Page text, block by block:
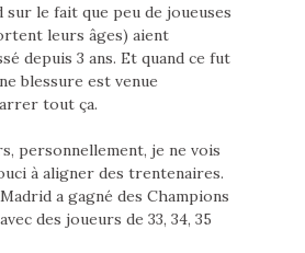
sur le fait que peu de joueuses
leurs âges) aient
depuis 3 ans. Et quand ce fut
blessure est venue
tout ça.
personnellement, je ne vois
à aligner des trentenaires.
a gagné des Champions
des joueurs de 33, 34, 35